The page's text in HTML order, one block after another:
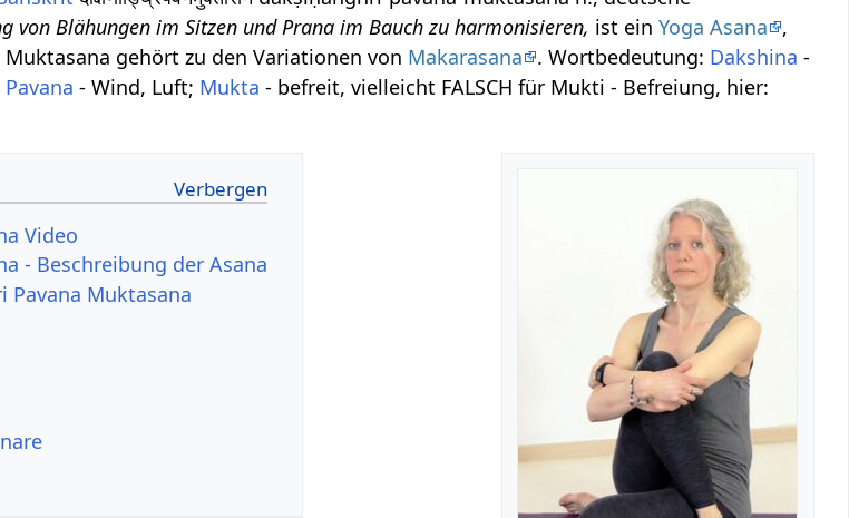
von Blähungen im Sitzen und Prana im Bauch zu harmonisieren, ist einYoga Asana
,
gehört zu den Variationen von Makarasana . Wortbedeutung: Dakshina -
Pavana - Wind, Luft; Mukta - befreit, vielleicht FALSCH für Mukti - Befreiung, hier:
Video
- Beschreibung der Asana
Pavana Muktasana